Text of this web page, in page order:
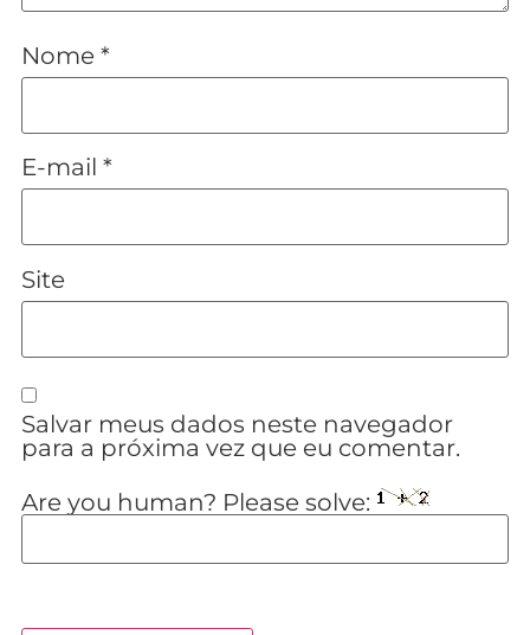
Nome *
E-mail *
Site
Salvar meus dados neste navegador
para a próxima vez que eu comentar.
Are you human? Please solve: